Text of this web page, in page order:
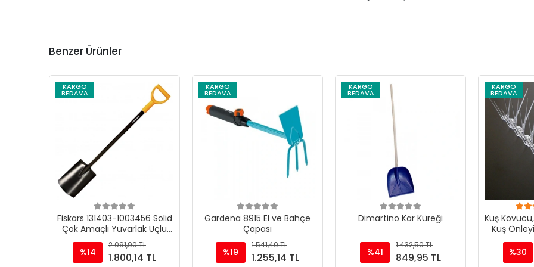
Benzer Ürünler
KARGO
BEDAVA
Fiskars 131403-1003456 Solid
Çok Amaçlı Yuvarlak Uçlu
Bahçe Küreği
%14
2.091,90 TL
1.800,14 TL
KARGO
BEDAVA
Gardena 8915 El ve Bahçe
Çapası
%19
1.541,40 TL
1.255,14 TL
KARGO
BEDAVA
Dimartino Kar Küreği
%41
1.432,50 TL
849,95 TL
KARGO
BEDAVA
Kuş
Kuş
%30